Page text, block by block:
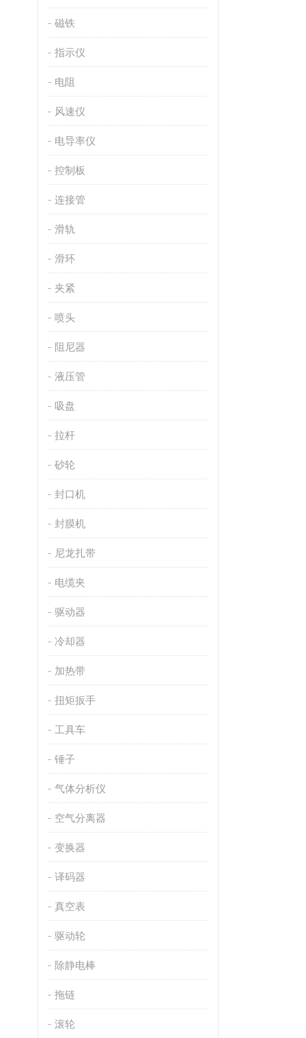
磁铁
指示仪
电阻
风速仪
电导率仪
控制板
连接管
滑轨
滑环
夹紧
喷头
阻尼器
液压管
吸盘
拉杆
砂轮
封口机
封膜机
尼龙扎带
电缆夹
驱动器
冷却器
加热带
扭矩扳手
工具车
锤子
气体分析仪
空气分离器
变换器
译码器
真空表
驱动轮
除静电棒
拖链
滚轮